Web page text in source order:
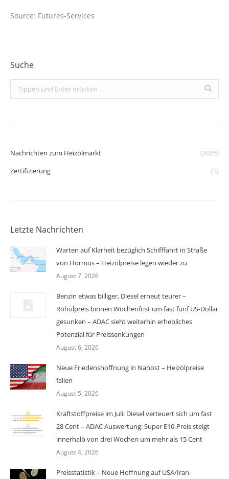
Source: Futures-Services
Suche
Search:
Nachrichten zum Heizölmarkt
(2025)
Zertifizierung
(3)
Letzte Nachrichten
Warten auf Klarheit bezüglich Schifffahrt in Straße
von Hormus – Heizölpreise legen wieder zu
August 7, 2026
Benzin etwas billiger, Diesel erneut teurer –
Rohölpreis binnen Wochenfrist um fast fünf US-Dollar
gesunken – ADAC sieht weiterhin erhebliches
Potenzial für Preissenkungen
August 6, 2026
Neue Friedenshoffnung in Nahost – Heizölpreise
fallen
August 5, 2026
Kraftstoffpreise im Juli: Diesel verteuert sich um fast
28 Cent – ADAC Auswertung: Super E10-Preis steigt
innerhalb von drei Wochen um mehr als 15 Cent
August 4, 2026
Preisstatistik – Neue Hoffnung auf USA/Iran-